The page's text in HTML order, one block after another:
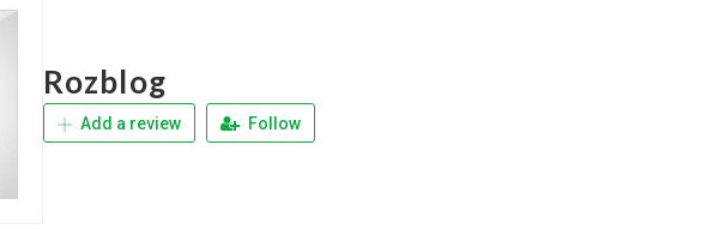
Rozblog
Add a review Follow